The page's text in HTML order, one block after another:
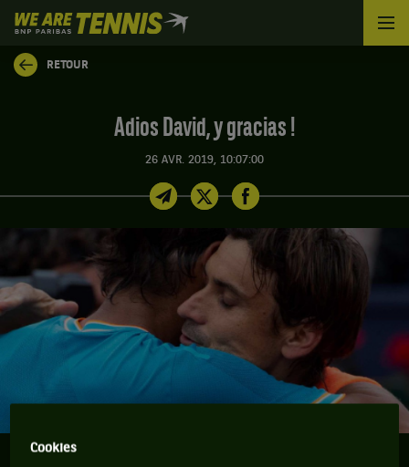
We
are
Tennis
by
RETOUR
Adios David, y gracias !
26 AVR. 2019, 10:07:00
Cookies